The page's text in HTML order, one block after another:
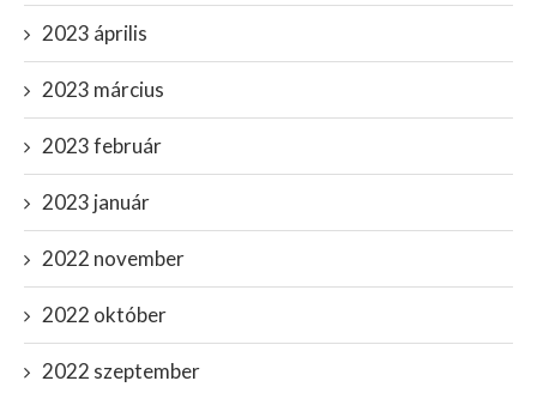
2023 április
2023 március
2023 február
2023 január
2022 november
2022 október
2022 szeptember